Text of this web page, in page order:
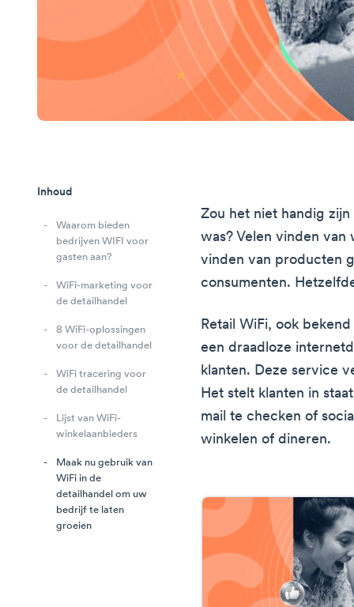
Inhoud
Waarom bieden
bedrijven WIFI voor
gasten aan?
WiFi-marketing voor
de detailhandel
8 WiFi-oplossingen
voor de detailhandel
WiFi tracering voor
de detailhandel
Lijst van WiFi-
winkelaanbieders
Maak nu gebruik van
WiFi in de
detailhandel om uw
bedrijf te laten
groeien
Zou het niet handig
was? Velen vinden
vinden van producten
consumenten.
Retail WiFi, ook
een draadloze
klanten. Deze service
Het stelt klanten in
mail te checken of
winkelen of dineren.